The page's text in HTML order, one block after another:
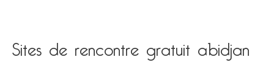
Sites de rencontre gratuit abidjan